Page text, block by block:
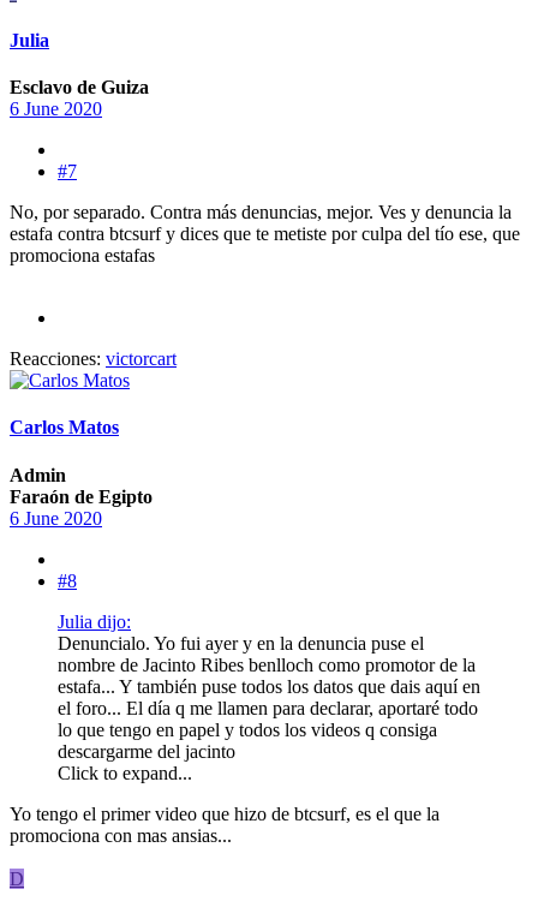
Julia
Esclavo de Guiza
6 June 2020
#7
No, por separado. Contra más denuncias, mejor. Ves y denuncia la
estafa contra btcsurf y dices que te metiste por culpa del tío ese, que
promociona estafas
Reacciones: victorcart
Carlos Matos
Admin
Faraón de Egipto
6 June 2020
#8
Julia dijo:
Denuncialo. Yo fui ayer y en la denuncia puse el
nombre de Jacinto Ribes benlloch como promotor de la
estafa... Y también puse todos los datos que dais aquí en
el foro... El día q me llamen para declarar, aportaré todo
lo que tengo en papel y todos los videos q consiga
descargarme del jacinto
Click to expand...
Yo tengo el primer video que hizo de btcsurf, es el que la
promociona con mas ansias...
D